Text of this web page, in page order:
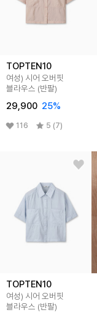
TOPTEN10
여성) 시어 오버핏
블라우스 (반팔)
29,900 25%
116 5 (7)
TOPTEN10
여성) 시어 오버핏
블라우스 (반팔)